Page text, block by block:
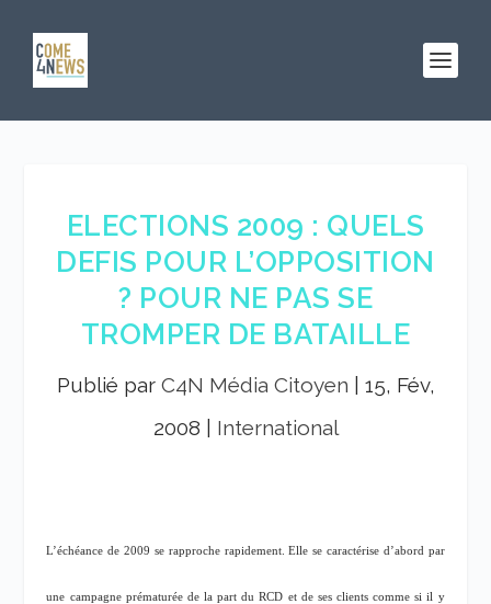
ELECTIONS 2009 : QUELS
DEFIS POUR L’OPPOSITION
? POUR NE PAS SE
TROMPER DE BATAILLE
Publié par C4N Média Citoyen
15, Fév,
2008
International
L’échéance de 2009 se rapproche rapidement. Elle se caractérise d’abord par
une campagne prématurée de la part du RCD et de ses clients comme si il y